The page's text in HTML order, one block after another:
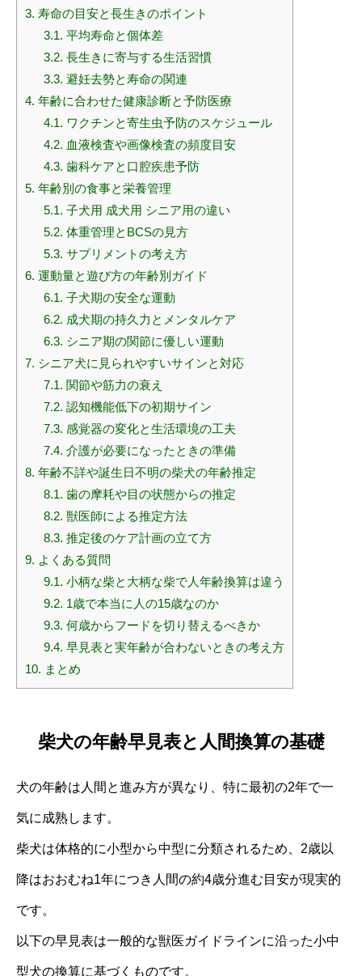
3. 寿命の目安と長生きのポイント
3.1. 平均寿命と個体差
3.2. 長生きに寄与する生活習慣
3.3. 避妊去勢と寿命の関連
4. 年齢に合わせた健康診断と予防医療
4.1. ワクチンと寄生虫予防のスケジュール
4.2. 血液検査や画像検査の頻度目安
4.3. 歯科ケアと口腔疾患予防
5. 年齢別の食事と栄養管理
5.1. 子犬用 成犬用 シニア用の違い
5.2. 体重管理とBCSの見方
5.3. サプリメントの考え方
6. 運動量と遊び方の年齢別ガイド
6.1. 子犬期の安全な運動
6.2. 成犬期の持久力とメンタルケア
6.3. シニア期の関節に優しい運動
7. シニア犬に見られやすいサインと対応
7.1. 関節や筋力の衰え
7.2. 認知機能低下の初期サイン
7.3. 感覚器の変化と生活環境の工夫
7.4. 介護が必要になったときの準備
8. 年齢不詳や誕生日不明の柴犬の年齢推定
8.1. 歯の摩耗や目の状態からの推定
8.2. 獣医師による推定方法
8.3. 推定後のケア計画の立て方
9. よくある質問
9.1. 小柄な柴と大柄な柴で人年齢換算は違う
9.2. 1歳で本当に人の15歳なのか
9.3. 何歳からフードを切り替えるべきか
9.4. 早見表と実年齢が合わないときの考え方
10. まとめ
柴犬の年齢早見表と人間換算の基礎
犬の年齢は人間と進み方が異なり、特に最初の2年で一
気に成熟します。
柴犬は体格的に小型から中型に分類されるため、2歳以
降はおおむね1年につき人間の約4歳分進む目安が現実的
です。
以下の早見表は一般的な獣医ガイドラインに沿った小中
型犬の換算に基づくものです。